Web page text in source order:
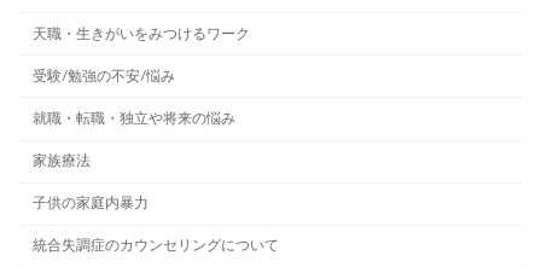
天職・生きがいをみつけるワーク
受験/勉強の不安/悩み
就職・転職・独立や将来の悩み
家族療法
子供の家庭内暴力
統合失調症のカウンセリングについて